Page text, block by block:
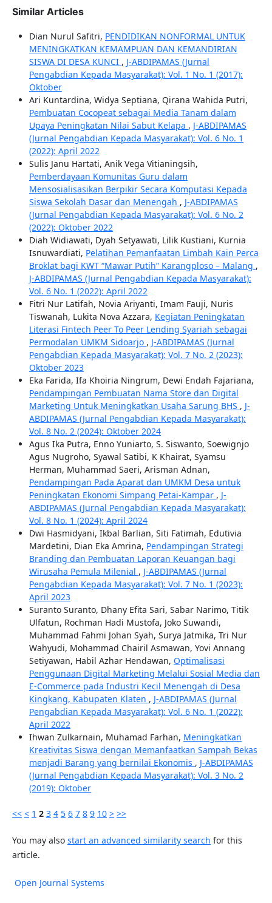
Similar Articles
Dian Nurul Safitri, PENDIDIKAN NONFORMAL UNTUK
MENINGKATKAN KEMAMPUAN DAN KEMANDIRIAN
SISWA DI DESA KUNCI , J-ABDIPAMAS (Jurnal
Pengabdian Kepada Masyarakat): Vol. 1 No. 1 (2017):
Oktober
Ari Kuntardina, Widya Septiana, Qirana Wahida Putri,
Pembuatan Cocopeat sebagai Media Tanam dalam
Upaya Peningkatan Nilai Sabut Kelapa , J-ABDIPAMAS
(Jurnal Pengabdian Kepada Masyarakat): Vol. 6 No. 1
(2022): April 2022
Sulis Janu Hartati, Anik Vega Vitianingsih,
Pemberdayaan Komunitas Guru dalam
Mensosialisasikan Berpikir Secara Komputasi Kepada
Siswa Sekolah Dasar dan Menengah , J-ABDIPAMAS
(Jurnal Pengabdian Kepada Masyarakat): Vol. 6 No. 2
(2022): Oktober 2022
Diah Widiawati, Dyah Setyawati, Lilik Kustiani, Kurnia
Isnuwardiati, Pelatihan Pemanfaatan Limbah Kain Perca
Broklat bagi KWT “Mawar Putih” Karangploso – Malang ,
J-ABDIPAMAS (Jurnal Pengabdian Kepada Masyarakat):
Vol. 6 No. 1 (2022): April 2022
Fitri Nur Latifah, Novia Ariyanti, Imam Fauji, Nuris
Tiswanah, Lukita Nova Azzara, Kegiatan Peningkatan
Literasi Fintech Peer To Peer Lending Syariah sebagai
Permodalan UMKM Sidoarjo , J-ABDIPAMAS (Jurnal
Pengabdian Kepada Masyarakat): Vol. 7 No. 2 (2023):
Oktober 2023
Eka Farida, Ifa Khoiria Ningrum, Dewi Endah Fajariana,
Pendampingan Pembuatan Nama Store dan Digital
Marketing Untuk Meningkatkan Usaha Sarung BHS , J-
ABDIPAMAS (Jurnal Pengabdian Kepada Masyarakat):
Vol. 8 No. 2 (2024): Oktober 2024
Agus Ika Putra, Enno Yuniarto, S. Siswanto, Soewignjo
Agus Nugroho, Syawal Satibi, K Khairat, Syamsu
Herman, Muhammad Saeri, Arisman Adnan,
Pendampingan Pada Aparat dan UMKM Desa untuk
Peningkatan Ekonomi Simpang Petai-Kampar , J-
ABDIPAMAS (Jurnal Pengabdian Kepada Masyarakat):
Vol. 8 No. 1 (2024): April 2024
Dwi Hasmidyani, Ikbal Barlian, Siti Fatimah, Edutivia
Mardetini, Dian Eka Amrina, Pendampingan Strategi
Branding dan Pembuatan Laporan Keuangan bagi
Wirusaha Pemula Milenial , J-ABDIPAMAS (Jurnal
Pengabdian Kepada Masyarakat): Vol. 7 No. 1 (2023):
April 2023
Suranto Suranto, Dhany Efita Sari, Sabar Narimo, Titik
Ulfatun, Rochman Hadi Mustofa, Joko Suwandi,
Muhammad Fahmi Johan Syah, Surya Jatmika, Tri Nur
Wahyudi, Mohammad Chairil Asmawan, Yovi Annang
Setiyawan, Habil Azhar Hendawan, Optimalisasi
Penggunaan Digital Marketing Melalui Sosial Media dan
E-Commerce pada Industri Kecil Menengah di Desa
Kingkang, Kabupaten Klaten , J-ABDIPAMAS (Jurnal
Pengabdian Kepada Masyarakat): Vol. 6 No. 1 (2022):
April 2022
Ihwan Zulkarnain, Muhamad Farhan, Meningkatkan
Kreativitas Siswa dengan Memanfaatkan Sampah Bekas
menjadi Barang yang bernilai Ekonomis , J-ABDIPAMAS
(Jurnal Pengabdian Kepada Masyarakat): Vol. 3 No. 2
(2019): Oktober
<< < 1 2 3 4 5 6 7 8 9 10 > >>
You may also start an advanced similarity search for this
article.
Open Journal Systems